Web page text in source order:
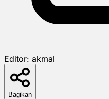
Editor: akmal
Bagikan